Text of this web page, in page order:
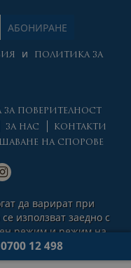
12 498
и
ПОЛИТИКА ЗА
ПОВЕРИТЕЛНОСТ
ЗА НАС
КОНТАКТИ
НА СПОРОВЕ
да варират при
използват заедно с
режим и режим на